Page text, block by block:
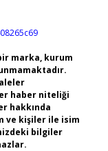
marka, kurum
haber niteliği
hakkında
ve kişiler ile isim
bilgiler